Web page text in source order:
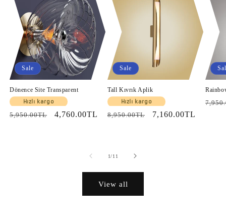
Sale
Dönence Site Transparent
Hızlı kargo
Regular
5,950.00TL
Sale
4,760.00TL
Sale
Tall Kıvrık Aplik
Hızlı kargo
Regular
8,950.00TL
Sale
7,160.00TL
1/of
11
View all